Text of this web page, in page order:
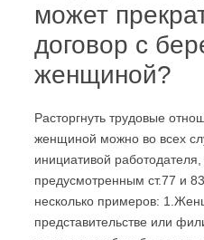
может
договор с
женщиной?
Расторгнуть трудовые
женщиной можно во всех
инициативой
предусмотренным ст.77 и
несколько примеров:
представительстве или